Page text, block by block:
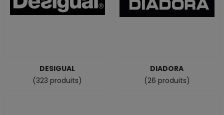
DESIGUAL
(323 produits)
DIADORA
(26 produits)